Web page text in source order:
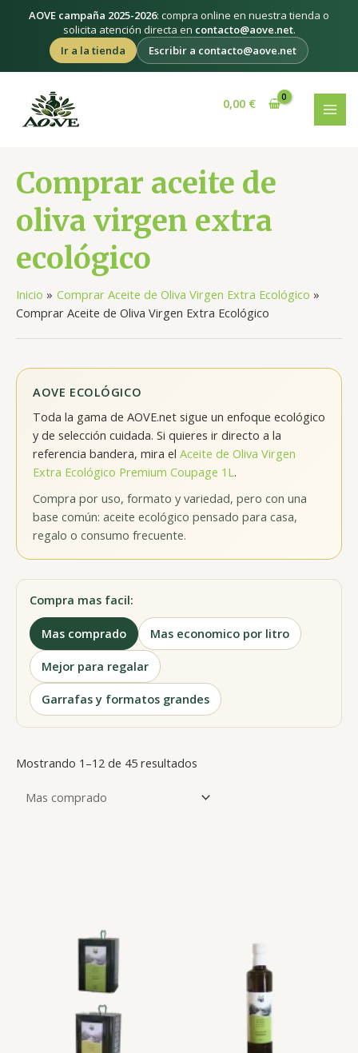
AOVE campaña 2025-2026: compra online en nuestra tienda o
solicita atención directa en contacto@aove.net.
Ir a la tienda
Escribir a contacto@aove.net
contenido
0,00 €
Comprar aceite de
oliva virgen extra
ecológico
Inicio
Comprar Aceite de Oliva Virgen Extra Ecológico
Comprar Aceite de Oliva Virgen Extra Ecológico
AOVE ECOLÓGICO
Toda la gama de AOVE.net sigue un enfoque ecológico
y de selección cuidada. Si quieres ir directo a la
referencia bandera, mira el Aceite de Oliva Virgen
Extra Ecológico Premium Coupage 1L.
Compra por uso, formato y variedad, pero con una
base común: aceite ecológico pensado para casa,
regalo o consumo frecuente.
Compra mas facil:
Mas comprado Mas economico por litro
Mejor para regalar
Garrafas y formatos grandes
Mostrando 1–12 de 45 resultados
Ordenado
popularidad